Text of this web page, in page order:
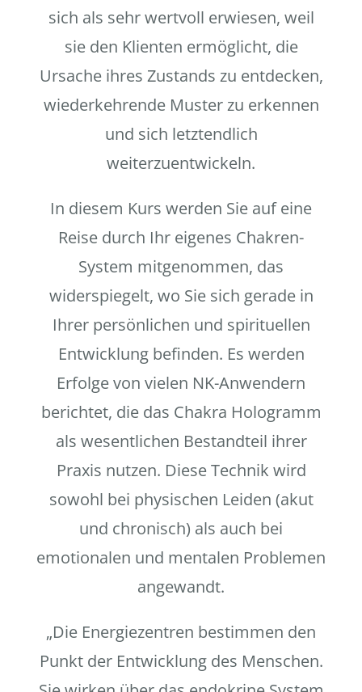
sich als sehr wertvoll erwiesen, weil
sie den Klienten ermöglicht, die
Ursache ihres Zustands zu entdecken,
wiederkehrende Muster zu erkennen
und sich letztendlich
weiterzuentwickeln.
In diesem Kurs werden Sie auf eine
Reise durch Ihr eigenes Chakren-
System mitgenommen, das
widerspiegelt, wo Sie sich gerade in
Ihrer persönlichen und spirituellen
Entwicklung befinden. Es werden
Erfolge von vielen NK-Anwendern
berichtet, die das Chakra Hologramm
als wesentlichen Bestandteil ihrer
Praxis nutzen. Diese Technik wird
sowohl bei physischen Leiden (akut
und chronisch) als auch bei
emotionalen und mentalen Problemen
angewandt.
„Die Energiezentren bestimmen den
Punkt der Entwicklung des Menschen.